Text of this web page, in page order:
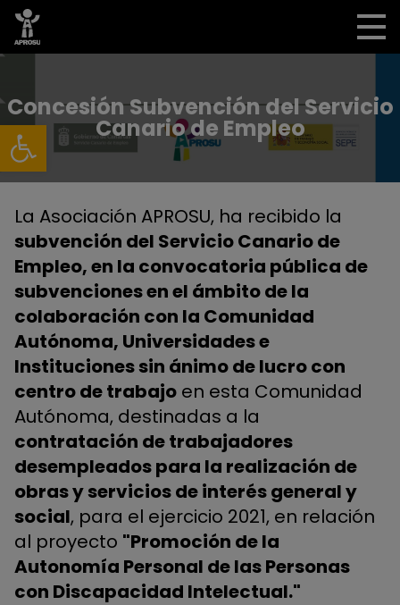
Abrir barra de herramientas
Concesión Subvención del Servicio
Canario de Empleo
La Asociación APROSU, ha recibido la
subvención del Servicio Canario de
Empleo, en la convocatoria pública de
subvenciones en el ámbito de la
colaboración con la Comunidad
Autónoma, Universidades e
Instituciones sin ánimo de lucro con
centro de trabajo en esta Comunidad
Autónoma, destinadas a la
contratación de trabajadores
desempleados para la realización de
obras y servicios de interés general y
social, para el ejercicio 2021, en relación
al proyecto "Promoción de la
Autonomía Personal de las Personas
con Discapacidad Intelectual."